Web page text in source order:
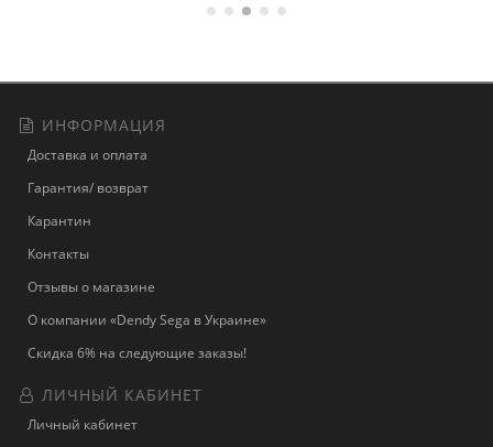
ИНФОРМАЦИЯ
Доставка и оплата
Гарантия/ возврат
Карантин
Контакты
Отзывы о магазине
О компании «Dendy Sega в Украине»
Скидка 6% на следующие заказы!
ЛИЧНЫЙ КАБИНЕТ
Личный кабинет